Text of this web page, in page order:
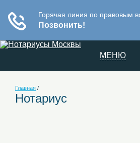
МЕНЮ
Главная /
Нотариус